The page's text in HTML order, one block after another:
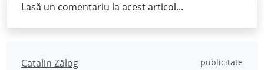
Lasă un comentariu la acest articol...
Catalin Zălog publicitate